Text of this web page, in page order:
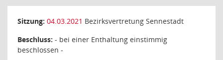
Sitzung: 04.03.2021 Bezirksvertretung Sennestadt
Beschluss: - bei einer Enthaltung einstimmig
beschlossen -